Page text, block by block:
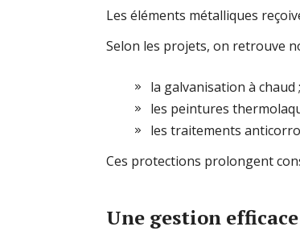
Les éléments métalliques
Selon les projets, on retrouve
la galvanisation à chaud ;
les peintures
les traitements
Ces protections prolongent
Une gestion efficace